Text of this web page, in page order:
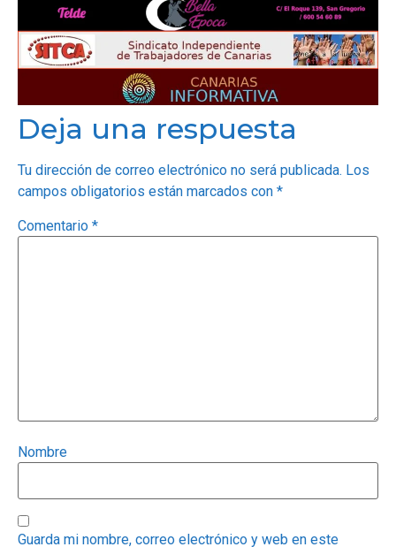
Deja una respuesta
Tu dirección de correo electrónico no será publicada. Los
campos obligatorios están marcados con *
Comentario *
Nombre
Guarda mi nombre, correo electrónico y web en este